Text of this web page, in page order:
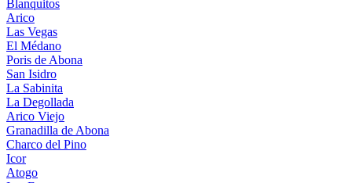
Blanquitos
Arico
Las Vegas
El Médano
Poris de Abona
San Isidro
La Sabinita
La Degollada
Arico Viejo
Granadilla de Abona
Charco del Pino
Icor
Atogo